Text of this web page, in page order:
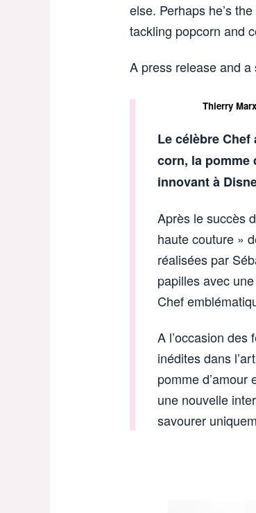
else. Perhaps he’s
tackling popcorn and
A press release and
Thierry
Le célèbre
corn, la pomme
innovant à
Après le succès
haute couture »
réalisées par
papilles avec
Chef
A l’occasion
inédites dans
pomme
une nouvelle
savourer